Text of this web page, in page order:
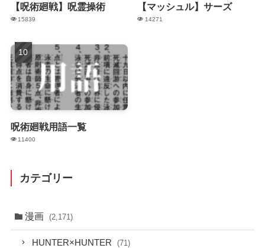
【呪術廻戦】呪霊操術
15839
【マッシュル】サーズ
14271
呪術廻戦用語一覧
11400
カテゴリー
漫画 (2,171)
HUNTER×HUNTER (71)